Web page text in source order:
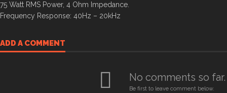
75 Watt RMS Power, 4 Ohm Impedance.
Frequency Response: 40Hz – 20kHz
ADD A COMMENT
No comments so far.
Be first to leave comment below.